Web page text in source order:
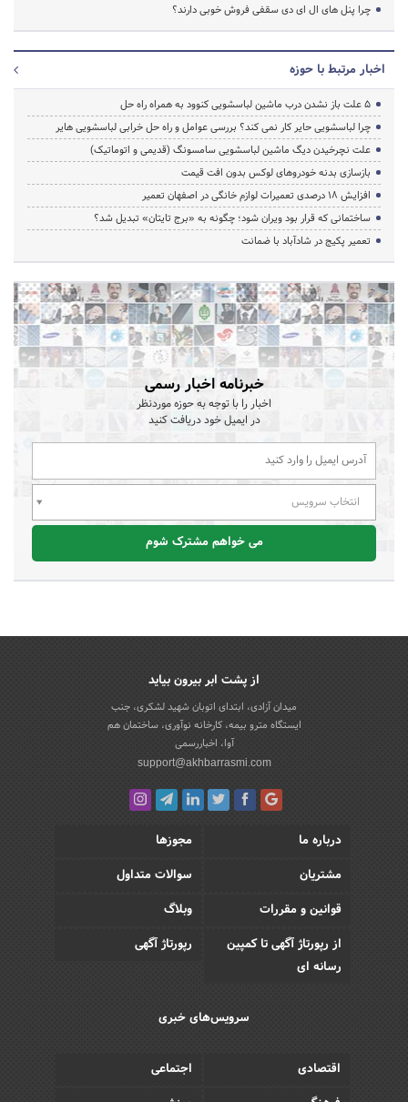
چرا پنل های ال ای دی سقفی فروش خوبی دارند؟
اخبار مرتبط با حوزه
5 علت باز نشدن درب ماشین لباسشویی کنوود به همراه راه حل
چرا لباسشویی حایر کار نمی کند؟ بررسی عوامل و راه حل خرابی لباسشویی هایر
علت نچرخیدن دیگ ماشین لباسشویی سامسونگ (قدیمی و اتوماتیک)
بازسازی بدنه خودروهای لوکس بدون افت قیمت
افزایش ۱۸ درصدی تعمیرات لوازم خانگی در اصفهان تعمیر
ساختمانی که قرار بود ویران شود؛ چگونه به «برج تایتان» تبدیل شد؟
تعمیر پکیج در شادآباد با ضمانت
خبرنامه اخبار رسمی
اخبار را با توجه به حوزه موردنظر
در ایمیل خود دریافت کنید
انتخاب سرویس
می خواهم مشترک شوم
از پشت ابر بیرون بیاید
میدان آزادی، ابتدای اتوبان شهید لشکری، جنب
ایستگاه مترو بیمه، کارخانه نوآوری، ساختمان هم
آوا، اخباررسمی
support@akhbarrasmi.com
درباره ما
مجوزها
مشتریان
سوالات متداول
قوانین و مقررات
وبلاگ
از رپورتاژ آگهی تا کمپین
رسانه ای
رپورتاژ آگهی
سرویس‌های خبری
اقتصادی
اجتماعی